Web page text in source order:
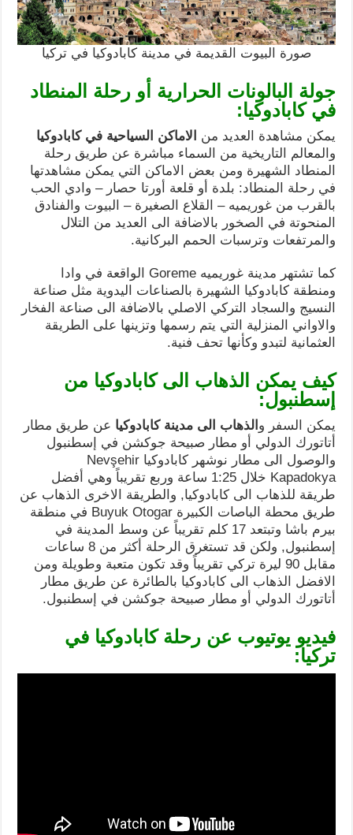
صورة البيوت القديمة في مدينة كابادوكيا في تركيا
جولة البالونات الحرارية أو رحلة المنطاد
في كابادوكيا:
يمكن مشاهدة العديد من
الاماكن السياحية في كابادوكيا
والمعالم التاريخية من السماء مباشرة عن طريق رحلة
المنطاد الشهيرة ومن بعض الاماكن التي يمكن مشاهدتها
في رحلة المنطاد: بلدة أو قلعة أورتا حصار – وادي الحب
بالقرب من غوريميه – القلاع الصغيرة – البيوت والفنادق
المنحوتة في الصخور بالاضافة الى العديد من التلال
والمرتفعات وترسبات الحمم البركانية.
كما تشتهر مدينة غوريميه Goreme الواقعة في وادا
ومنطقة كابادوكيا الشهيرة بالصناعات اليدوية مثل صناعة
النسيج والسجاد التركي الاصلي بالاضافة الى صناعة الفخار
والاواني المنزلية التي يتم رسمها وتزينها على الطريقة
العثمانية لتبدو وكأنها تحف فنية.
كيف يمكن الذهاب الى كابادوكيا من
إسطنبول:
يمكن السفر و الذهاب الى مدينة كابادوكيا عن طريق مطار
أتاتورك الدولي أو مطار صبيحة جوكشن في إسطنبول
والوصول الى مطار نوشهر كابادوكيا Nevşehir
Kapadokya خلال 1:25 ساعة وربع تقريباً وهي أفضل
طريقة للذهاب الى كابادوكيا, والطريقة الاخرى الذهاب عن
طريق محطة الباصات الكبيرة Buyuk Otogar في منطقة
بيرم باشا وتبتعد 17 كلم تقريباً عن وسط المدينة في
إسطنبول, ولكن قد تستغرق الرحلة أكثر من 8 ساعات
مقابل 90 ليرة تركي تقريباً وقد تكون متعبة وطويلة ومن
الافضل الذهاب الى كابادوكيا بالطائرة عن طريق مطار
أتاتورك الدولي أو مطار صبيحة جوكشن في إسطنبول.
فيديو يوتيوب عن رحلة كابادوكيا في
تركيا: